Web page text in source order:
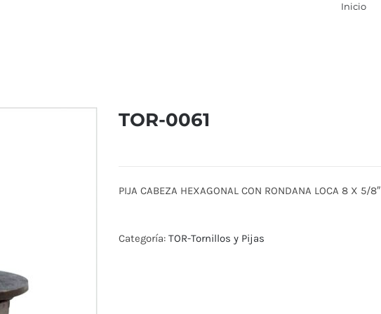
Inicio
TOR-0061
PIJA CABEZA HEXAGONAL CON RONDANA LOCA 8 X 5/8″
Categoría: TOR-Tornillos y Pijas